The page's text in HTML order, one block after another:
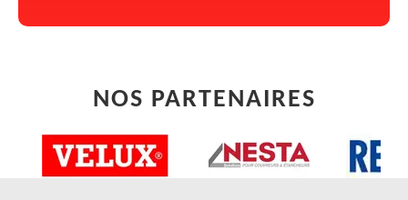
NOS PARTENAIRES